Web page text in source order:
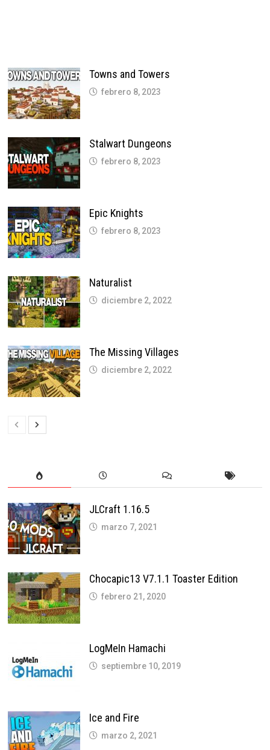
Towns and Towers
febrero 8, 2023
Stalwart Dungeons
febrero 8, 2023
Epic Knights
febrero 8, 2023
Naturalist
diciembre 2, 2022
The Missing Villages
diciembre 2, 2022
JLCraft 1.16.5
marzo 7, 2021
Chocapic13 V7.1.1 Toaster Edition
febrero 21, 2020
LogMeIn Hamachi
septiembre 10, 2019
Ice and Fire
marzo 2, 2021